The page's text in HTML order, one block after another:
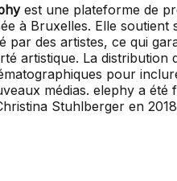
est une plateforme de
à Bruxelles. Elle
par des artistes, ce qui
artistique. La distribution
pour
médias. elephy a
Stuhlberger en